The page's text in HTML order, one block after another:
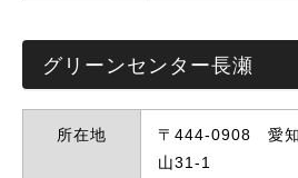
グリーンセンター長瀬
所在地
〒444-0908 愛知
山31-1